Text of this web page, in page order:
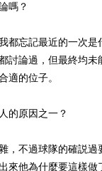
嗎？
忘記最近的一次是
論過，但最終均未
適的位子。
的原因之一？
不過球隊的確説過
來他為什麼要這樣做